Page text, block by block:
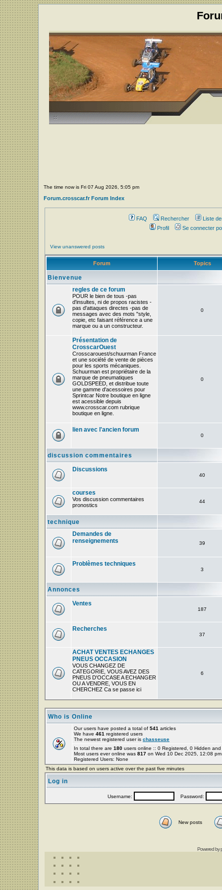
The time now is Fri 07 Aug 2026, 5:05 pm
Forum.crosscar.fr Forum Index
FAQ Rechercher
Liste
Profil
Se connecter
View unanswered posts
Forum Topics
Bienvenue
regles de ce forum
POUR le bien de tous -pas
d'insultes, ni de propos racistes -
pas d'attaques directes -pas de
messages avec des mots "style,
copie, etc faisant référence a une
marque ou a un constructeur.
0
Présentation de
CrosscarOuest
Crosscarouest/schuurman France
et une société de vente de pièces
pour les sports mécaniques.
Schuurman est propriétaire de la
marque de pneumatiques
GOLDSPEED, et distribue toute
une gamme d'acessoires pour
Sprintcar Notre boutique en ligne
est acessible depuis
www.crosscar.com rubrique
boutique en ligne.
0
lien avec l'ancien forum
0
discussion commentaires
Discussions
40
courses
Vos discussion commentaires
pronostics
44
technique
Demandes de
renseignements
39
Problèmes techniques
3
Annonces
Ventes
187
Recherches
37
ACHAT VENTES ECHANGES
PNEUS OCCASION
VOUS CHANGEZ DE
CATEGORIE, VOUS AVEZ DES
PNEUS D'OCCASE A ECHANGER
OU A VENDRE, VOUS EN
CHERCHEZ Ca se passe ici
6
Who is Online
Our users have posted a total of 541 articles
We have 461 registered users
The newest registered user is chasseuse
In total there are 180 users online :: 0 Registered, 0 Hidden
Most users ever online was 817 on Wed 10 Dec 2025, 12:08 pm
Registered Users: None
This data is based on users active over the past five minutes
Log in
Username: Password:
New posts
Powered by